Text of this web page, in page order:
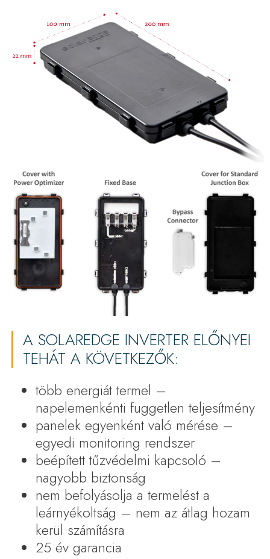
A SOLAREDGE INVERTER ELŐNYEI
TEHÁT A KÖVETKEZŐK:
több energiát termel –
napelemenkénti független teljesítmény
panelek egyenként való mérése –
egyedi monitoring rendszer
beépített tűzvédelmi kapcsoló –
nagyobb biztonság
nem befolyásolja a termelést a
leárnyékoltság – nem az átlag hozam
kerül számításra
25 év garancia